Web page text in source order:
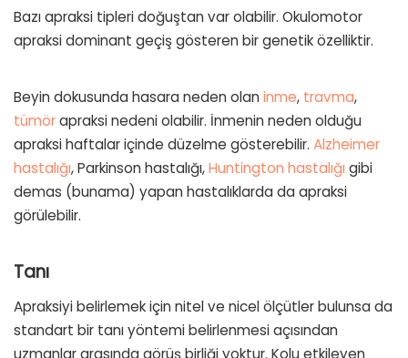
Bazı apraksi tipleri doğuştan var olabilir. Okulomotor
apraksi dominant geçiş gösteren bir genetik özelliktir.
Beyin dokusunda hasara neden olan inme, travma,
tümörapraksi nedeni olabilir. İnmenin neden olduğu
apraksi haftalar içinde düzelme gösterebilir. Alzheimer
hastalığı, Parkinson hastalığı,Huntington hastalığı gibi
demas (bunama) yapan hastalıklarda da apraksi
görülebilir.
Tanı
Apraksiyi belirlemek için nitel ve nicel ölçütler bulunsa da
standart bir tanı yöntemi belirlenmesi açısından
uzmanlar arasında görüş birliği yoktur. Kolu etkileyen